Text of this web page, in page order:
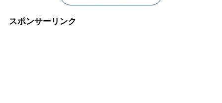
スポンサーリンク